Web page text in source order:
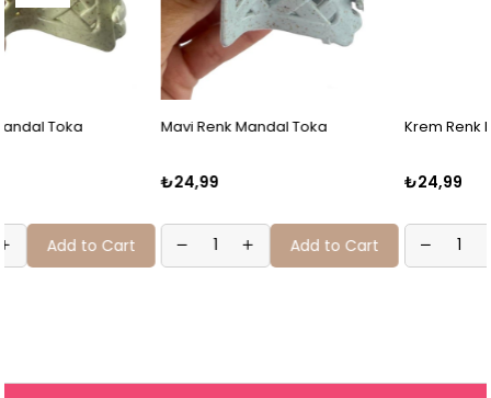
Mavi Renk Mandal Toka
Add to Cart
Krem Renk Mandal Toka
Add to Cart